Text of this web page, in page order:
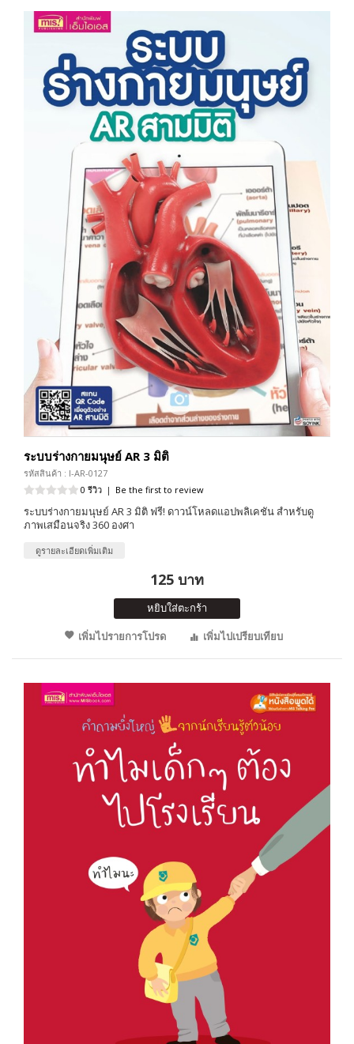
ระบบร่างกายมนุษย์ AR 3 มิติ
รหัสสินค้า : I-AR-0127
0 รีวิว | Be the first to review
ระบบร่างกายมนุษย์ AR 3 มิติ ฟรี! ดาวน์โหลดแอปพลิเคชัน สำหรับดู
ภาพเสมือนจริง 360 องศา
ดูรายละเอียดเพิ่มเติม
125 บาท
หยิบใส่ตะกร้า
เพิ่มไปรายการโปรด
เพิ่มไปเปรียบเทียบ